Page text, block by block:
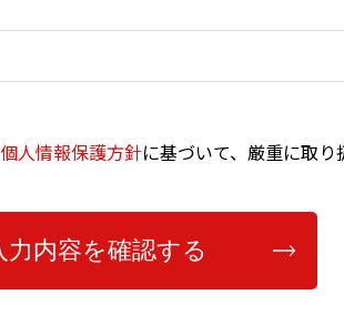
個人情報保護方針に基づいて、厳重に取り